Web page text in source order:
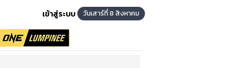
เข้าสู่ระบบ
วันเสาร์ที่ 8 สิงหาคม